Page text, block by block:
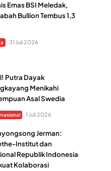
Emas BSI Meledak,
Bullion Tembus 1,3
31 Juli 2026
Putra Dayak
Menikahi
Asal Swedia
1 Juli 2026
Jerman:
Institut dan
Republik Indonesia
Kolaborasi